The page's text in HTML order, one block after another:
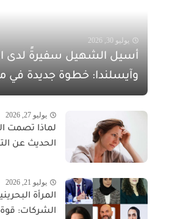
يوليو 30, 2026
أسيل الشهيل سفيرةً لدى
وآيسلندا: خطوة جديدة في
يوليو 27, 2026
لماذا تصمت
الحديث عن
يوليو 21, 2026
المرأة
الشركات: